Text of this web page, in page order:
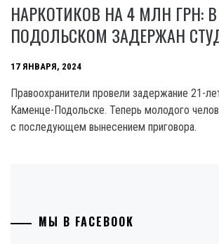
НАРКОТИКОВ НА 4 МЛН ГРН:
ПОДОЛЬСКОМ ЗАДЕРЖАН
17 ЯНВАРЯ, 2024
Правоохранители провели задержание 21-
Каменце-Подольске. Теперь молодого
с последующем вынесением приговора.
МЫ В FACEBOOK